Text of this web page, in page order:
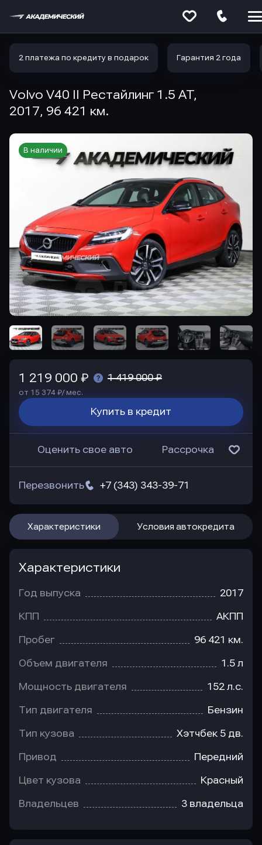
2 платежа по кредиту в подарок Гарантия 2 года
Volvo V40 II Рестайлинг 1.5 AT,
2017, 96 421 км.
В наличии
1 219 000 ₽ 1 419 000 ₽
от 15 374 ₽/ мес.
Купить в кредит
Оценить свое авто Рассрочка
+7 (343) 343-39-71
Перезвонить
Характеристики Условия автокредита
Характеристики
Год выпуска 2017
КПП АКПП
Пробег 96 421 км.
Объем двигателя 1.5 л
Мощность двигателя 152 л.с.
Тип двигателя Бензин
Тип кузова Хэтчбек 5 дв.
Привод Передний
Цвет кузова Красный
Владельцев 3 владельца